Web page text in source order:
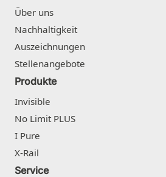
Über uns
Nachhaltigkeit
Auszeichnungen
Stellenangebote
Produkte
Invisible
No Limit PLUS
I Pure
X-Rail
Service